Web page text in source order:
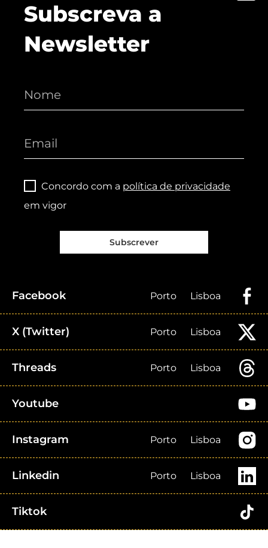
Subscreva a
Newsletter
Concordo com a política de privacidade
em vigor
Subscrever
Facebook Porto Lisboa
X (Twitter) Porto Lisboa
Threads Porto Lisboa
Youtube
Instagram Porto Lisboa
Linkedin Porto Lisboa
Tiktok